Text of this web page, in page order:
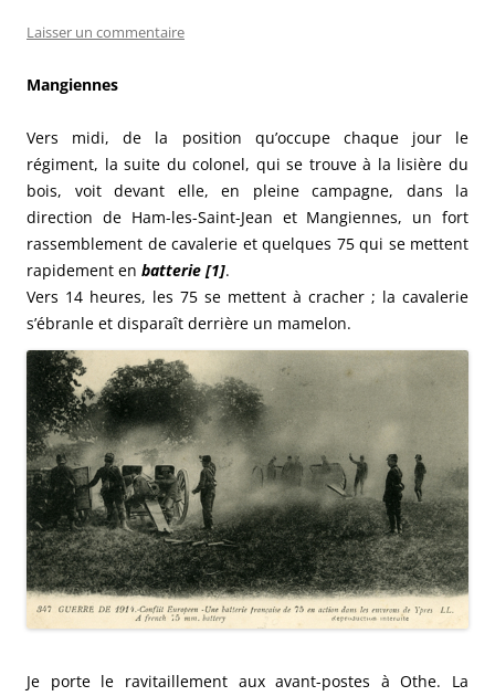
Laisser un commentaire
Mangiennes
Vers midi, de la position qu’occupe chaque jour le
régiment, la suite du colonel, qui se trouve à la lisière du
bois, voit devant elle, en pleine campagne, dans la
direction de Ham-les-Saint-Jean et Mangiennes, un fort
rassemblement de cavalerie et quelques 75 qui se mettent
rapidement en batterie [1].
Vers 14 heures, les 75 se mettent à cracher ; la cavalerie
s’ébranle et disparaît derrière un mamelon.
Je porte le ravitaillement aux avant-postes à Othe. La